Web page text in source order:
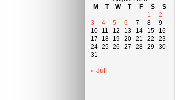
M
T W T F S
S
1
2
3
4 5 6 7 8
9
10
11 12 13 14 15
16
17
18 19 20 21 22
23
24 25 26 27 28 29
30
31
« Jul